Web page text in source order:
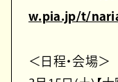
w.pia.jp/t/
＜日程・会場＞